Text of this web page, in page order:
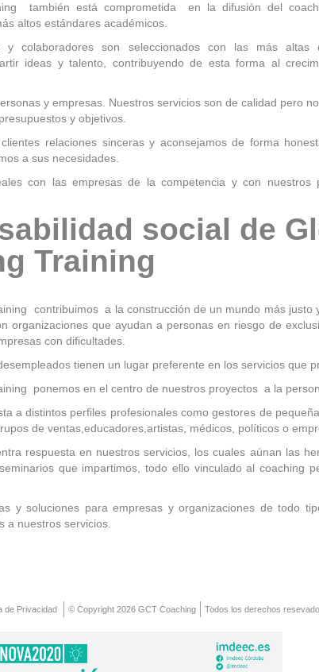
también está comprometida en la difusión del
altos estándares académicos.
y colaboradores son seleccionados con las más altas
ideas y talento, contribuyendo de esta forma al
y empresas. Nuestros servicios son de calidad pero
y objetivos.
relaciones sinceras y aconsejamos de forma
a sus necesidades.
con las empresas de la competencia y con nuestros
social de
Training
contribuimos a la construcción de un mundo más justo
organizaciones que ayudan a personas en riesgo de
con dificultades.
tienen un lugar preferente en los servicios que
ponemos en el centro de nuestros proyectos a la
a distintos perfiles profesionales como gestores de
de ventas,educadores,artistas, médicos, políticos o
respuesta en nuestros servicios, los cuales aúnan las
que impartimos, todo ello vinculado al coaching
y soluciones para empresas y organizaciones de todo
a nuestros servicios.
de Privacidad © Copyright 2026 GCT Coaching Todos los derechos